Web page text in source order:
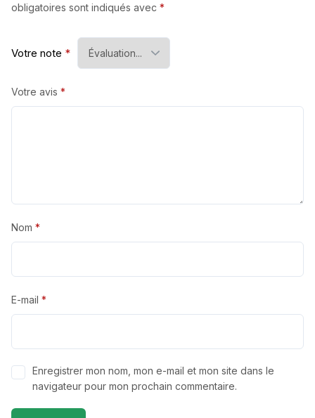
obligatoires sont indiqués avec *
Votre note *
Votre avis *
Nom *
E-mail *
Enregistrer mon nom, mon e-mail et mon site dans le
navigateur pour mon prochain commentaire.